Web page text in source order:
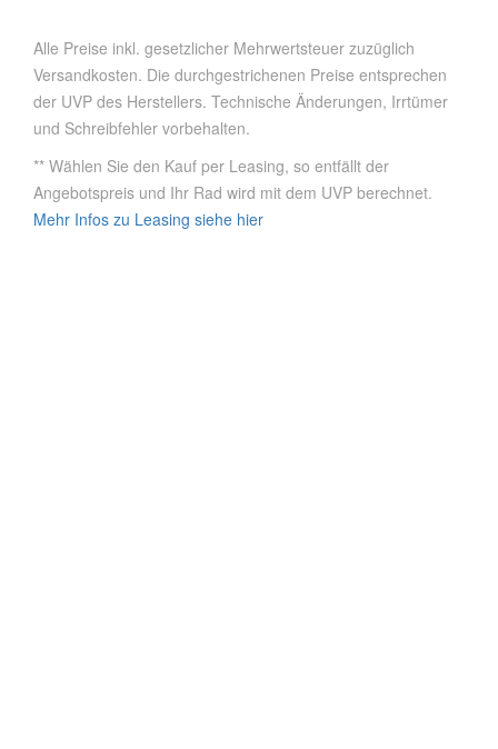
Alle Preise inkl. gesetzlicher Mehrwertsteuer zuzüglich
Versandkosten. Die durchgestrichenen Preise entsprechen
der UVP des Herstellers. Technische Änderungen, Irrtümer
und Schreibfehler vorbehalten.
** Wählen Sie den Kauf per Leasing, so entfällt der
Angebotspreis und Ihr Rad wird mit dem UVP berechnet.
Mehr Infos zu Leasing siehe hier